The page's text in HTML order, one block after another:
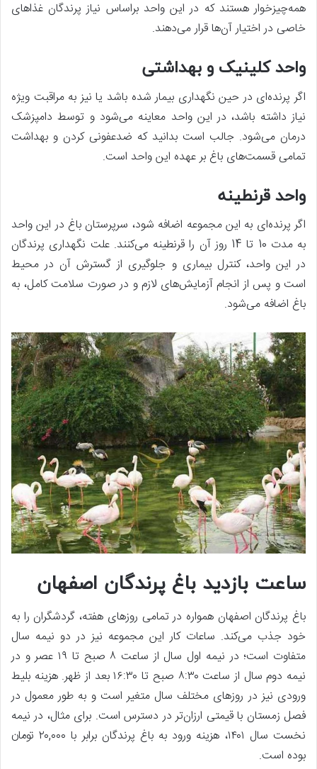
همه‌چیزخوار هستند که در این واحد براساس نیاز پرندگان غذاهای
خاصی در اختیار آن‌ها قرار می‌دهند.
واحد کلینیک و بهداشتی
اگر پرنده‌ای در حین نگهداری بیمار شده باشد یا نیز به مراقبت ویژه
نیاز داشته باشد، در این واحد معاینه می‌شود و توسط دامپزشک
درمان می‌شود. جالب است بدانید که ضدعفونی کردن و بهداشت
تمامی قسمت‌های باغ بر عهده این واحد است.
واحد قرنطینه
اگر پرنده‌ای به این مجموعه اضافه شود، سرپرستان باغ در این واحد
به مدت 10 تا 14 روز آن را قرنطینه می‌کنند. علت نگهداری پرندگان
در این واحد، کنترل بیماری و جلوگیری از گسترش آن در محیط
است و پس از انجام آزمایش‌های لازم و در صورت سلامت کامل، به
باغ اضافه می‌شود.
ساعت بازدید باغ پرندگان اصفهان
باغ پرندگان اصفهان همواره در تمامی روزهای هفته، گردشگران را به
خود جذب می‌کند. ساعات کار این مجموعه نیز در دو نیمه سال
متفاوت است؛ در نیمه اول سال از ساعت ۸ صبح تا ۱۹ عصر و در
نیمه دوم سال از ساعت ۸:۳۰ صبح تا ۱۶:۳۰ بعد از ظهر. هزینه بلیط
ورودی نیز در روزهای مختلف سال متغیر است و به طور معمول در
فصل زمستان با قیمتی ارزان‌تر در دسترس است. برای مثال، در نیمه
نخست سال ۱۴۰۱، هزینه ورود به باغ پرندگان برابر با ۲۰,۰۰۰ تومان
بوده است.